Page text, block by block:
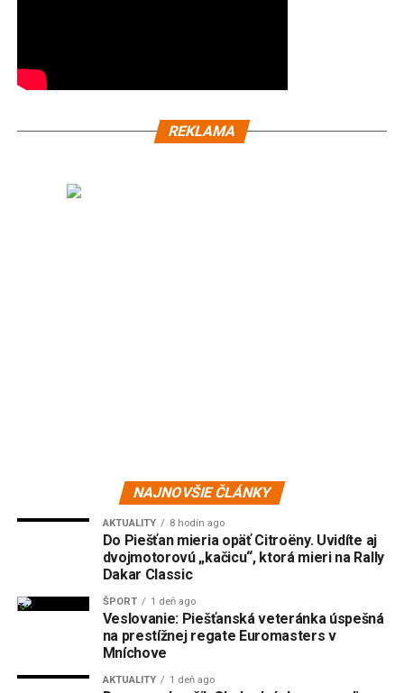
REKLAMA
NAJNOVŠIE ČLÁNKY
AKTUALITY 8 hodín ago
Do Piešťan mieria opäť Citroëny. Uvidíte aj
dvojmotorovú „kačicu“, ktorá mieri na Rally
Dakar Classic
ŠPORT 1 deň ago
Veslovanie: Piešťanská veteránka úspešná
na prestížnej regate Euromasters v
Mníchove
AKTUALITY 1 deň ago